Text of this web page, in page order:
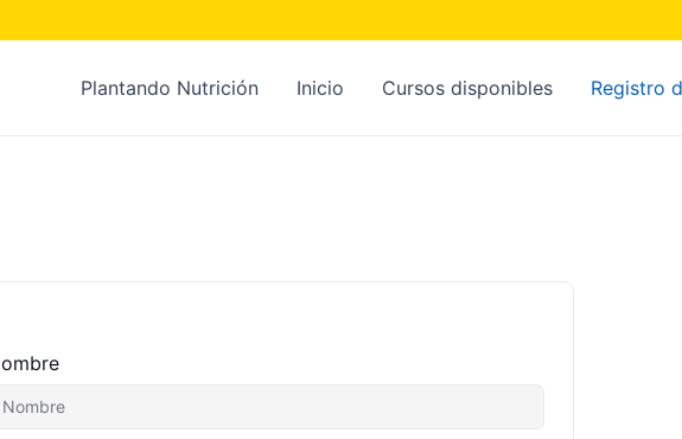
Plantando Nutrición Inicio Cursos disponibles Registro